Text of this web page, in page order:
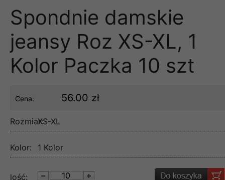
Spondnie damskie
jeansy Roz XS-XL, 1
Kolor Paczka 10 szt
Cena: 56.00 zł
Rozmiar:XS-XL
Kolor: 1 Kolor
lość: